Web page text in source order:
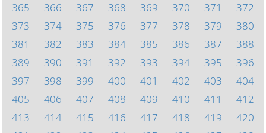
365
366 367 368 369 370 371
372
373
374 375 376 377 378 379
380
381
382 383 384 385 386 387
388
389
390 391 392 393 394 395
396
397
398 399 400 401 402 403
404
405
406 407 408 409 410 411
412
413
414 415 416 417 418 419
420